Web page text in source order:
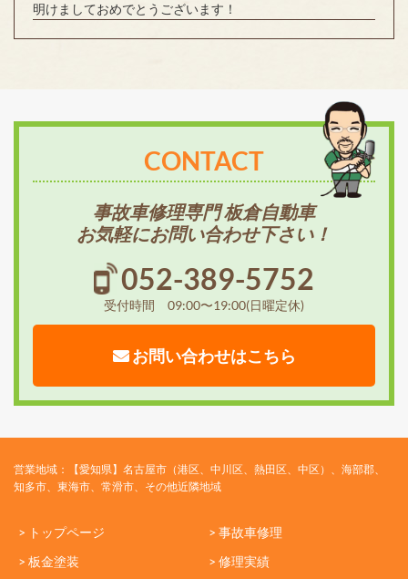
明けましておめでとうございます！
CONTACT
事故車修理専門 板倉自動車
お気軽にお問い合わせ下さい！
052-389-5752
受付時間 09:00〜19:00(日曜定休)
お問い合わせはこちら
営業地域：【愛知県】名古屋市（港区、中川区、熱田区、中区）、海部郡、
知多市、東海市、常滑市、その他近隣地域
> トップページ
> 事故車修理
> 板金塗装
> 修理実績